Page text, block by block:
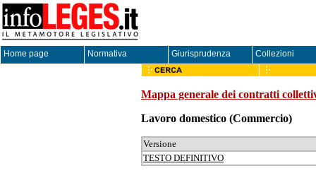
Home page Normativa Giurisprudenza Collezioni
Mappa generale dei contratti
Lavoro domestico (Commercio)
Versione
TESTO DEFINITIVO